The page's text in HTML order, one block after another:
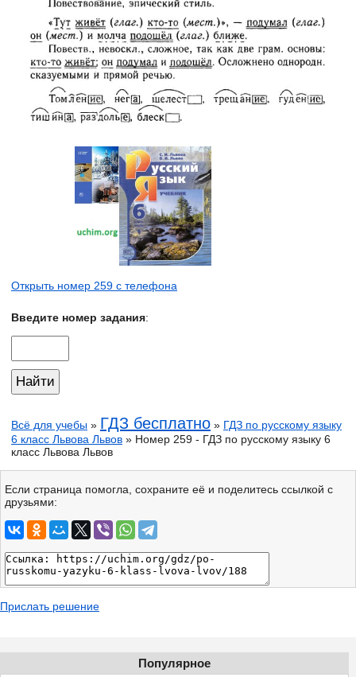
Открыть номер 259 с телефона
Введите номер задания:
Всё для учебы » ГДЗ бесплатно » ГДЗ по русскому языку
6 класс Львова Львов » Номер 259 - ГДЗ по русскому языку 6
класс Львова Львов
Если страница помогла, сохраните её и поделитесь ссылкой с
друзьями:
Прислать решение
Популярное